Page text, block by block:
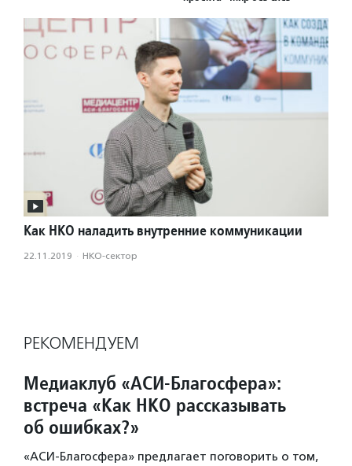
Как НКО наладить внутренние коммуникации
22.11.2019 · НКО-сектор
РЕКОМЕНДУЕМ
Медиаклуб «АСИ-Благосфера»:
встреча «Как НКО рассказывать
об ошибках?»
«АСИ-Благосфера» предлагает поговорить о том,